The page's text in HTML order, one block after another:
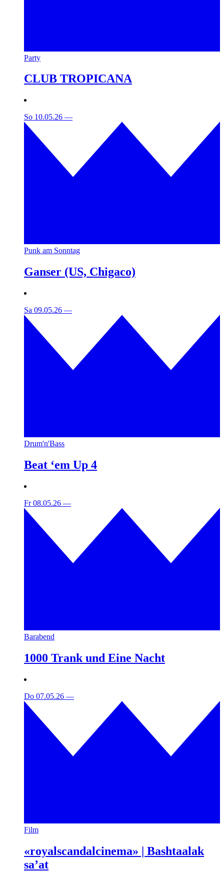
Party
CLUB TROPICANA
So 10.05.26 —
Punk am Sonntag
Ganser (US, Chigaco)
Sa 09.05.26 —
Drum'n'Bass
Beat ‘em Up 4
Fr 08.05.26 —
Barabend
1000 Trank und Eine Nacht
Do 07.05.26 —
Film
«royalscandalcinema» | Bashtaalak
sa’at